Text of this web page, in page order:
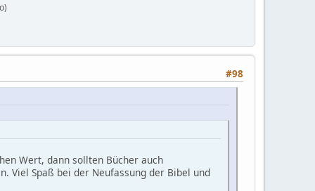
#98
Wert, dann sollten Bücher auch
Viel Spaß bei der Neufassung der Bibel und